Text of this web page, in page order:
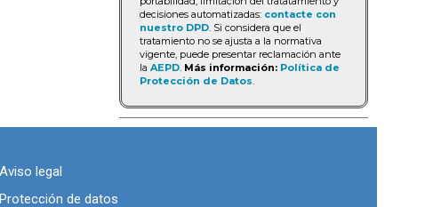
decisiones automatizadas: contacte con
nuestro DPD. Si considera que el
tratamiento no se ajusta a la normativa
vigente, puede presentar reclamación ante
la AEPD. Más información: Política de
Protección de Datos.
Aviso legal
Protección de datos